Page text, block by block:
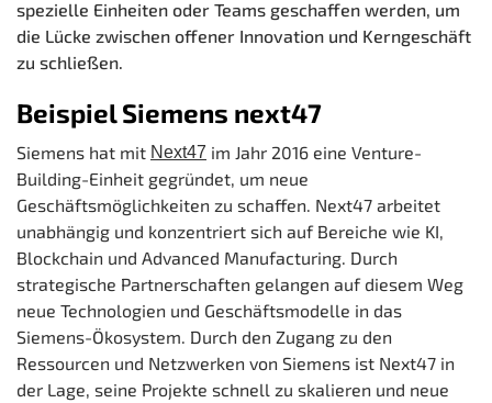
spezielle Einheiten oder Teams geschaffen werden, um
die Lücke zwischen offener Innovation und Kerngeschäft
zu schließen.
Beispiel Siemens next47
Siemens hat mit Next47 im Jahr 2016 eine Venture-
Building-Einheit gegründet, um neue
Geschäftsmöglichkeiten zu schaffen. Next47 arbeitet
unabhängig und konzentriert sich auf Bereiche wie KI,
Blockchain und Advanced Manufacturing. Durch
strategische Partnerschaften gelangen auf diesem Weg
neue Technologien und Geschäftsmodelle in das
Siemens-Ökosystem. Durch den Zugang zu den
Ressourcen und Netzwerken von Siemens ist Next47 in
der Lage, seine Projekte schnell zu skalieren und neue